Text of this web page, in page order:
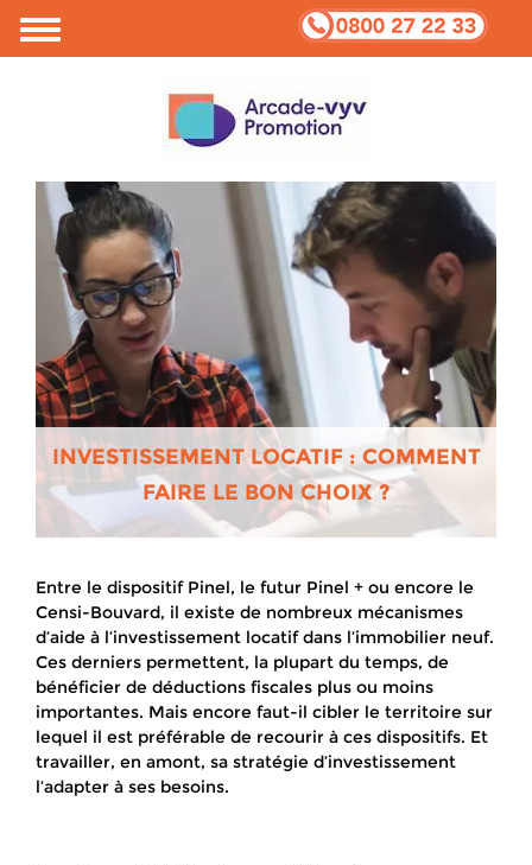
INVESTISSEMENT LOCATIF : COMMENT
FAIRE LE BON CHOIX ?
Entre le dispositif Pinel, le futur Pinel + ou encore le
Censi-Bouvard, il existe de nombreux mécanismes
d’aide à l’investissement locatif dans l’immobilier neuf.
Ces derniers permettent, la plupart du temps, de
bénéficier de déductions fiscales plus ou moins
importantes. Mais encore faut-il cibler le territoire sur
lequel il est préférable de recourir à ces dispositifs. Et
travailler, en amont, sa stratégie d’investissement
l’adapter à ses besoins.